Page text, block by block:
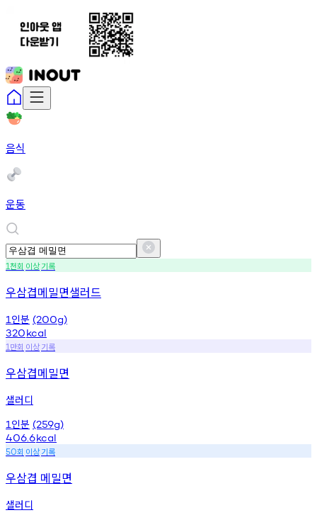
음식
운동
1천회 이상기록
우삼겹메밀면샐러드
1 인분 (200g)
320kcal
1 만회 이상기록
우삼겹메밀면
샐러디
1 인분 (259g)
406.6kcal
50회 이상기록
우삼겹 메밀면
샐러디